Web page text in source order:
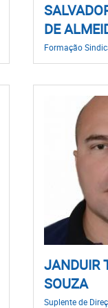
DE
Formação
JANDUIR
SOUZA
Suplente de